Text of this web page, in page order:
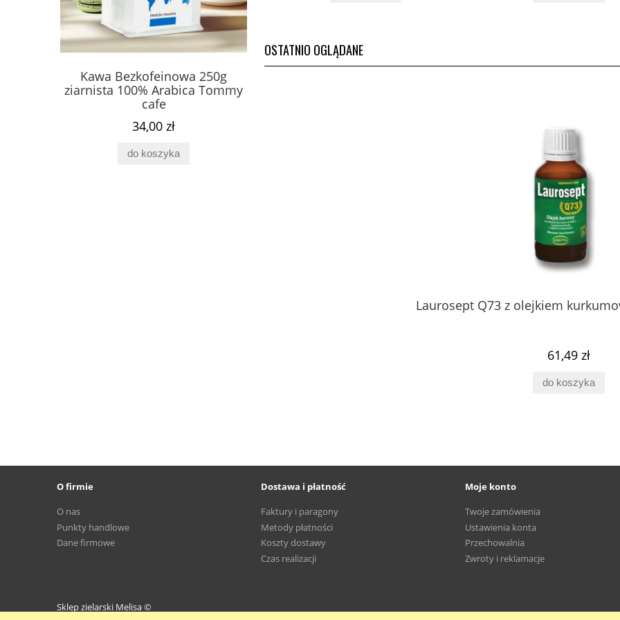
Kawa Bezkofeinowa 250g
ziarnista 100% Arabica Tommy
cafe
34,00 zł
do koszyka do koszyka
OSTATNIO OGLĄDANE
Laurosept Q73 z olejkiem
61,49 zł
do koszyka
O firmie
O nas
Punkty handlowe
Dane firmowe
Dostawa i płatność
Faktury i paragony
Metody płatności
Koszty dostawy
Czas realizacji
Moje konto
Twoje zamówienia
Ustawienia konta
Przechowalnia
Zwroty i reklamacje
Sklep zielarski Melisa ©